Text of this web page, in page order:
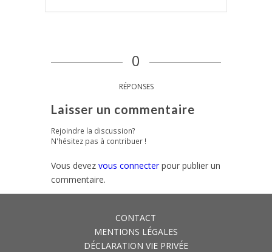
0
RÉPONSES
Laisser un commentaire
Rejoindre la discussion?
N'hésitez pas à contribuer !
Vous devez vous connecterpour publier un
commentaire.
CONTACT
MENTIONS LÉGALES
DÉCLARATION VIE PRIVÉE